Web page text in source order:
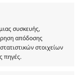
συσκευής,
απόδοσης
στοιχείων
πηγές.
Οι
των
και
των
να